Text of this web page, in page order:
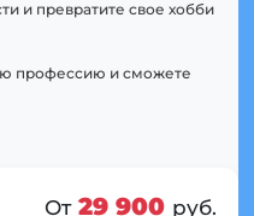
и превратите свое хобби
профессию и сможете
От 29 900 руб.